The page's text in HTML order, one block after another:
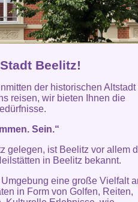
Beelitz!
der historischen Altstadt
reisen, wir bieten Ihnen die
Sein.“
gelegen, ist Beelitz vor allem
in Beelitz bekannt.
eine große Vielfalt
in Form von Golfen, Reiten,